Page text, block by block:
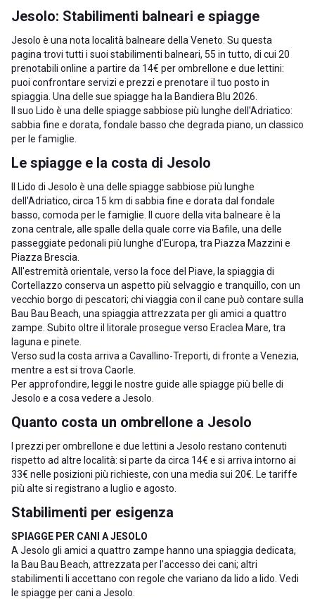
Jesolo: Stabilimenti balneari e spiagge
Jesolo è una nota località balneare della Veneto . Su questa
pagina trovi tutti i suoi stabilimenti balneari, 55 in tutto, di cui 20
prenotabili online a partire da 14€ per ombrellone e due lettini:
puoi confrontare servizi e prezzi e prenotare il tuo posto in
spiaggia. Una delle sue spiagge ha la Bandiera Blu 2026.
Il suo Lido è una delle spiagge sabbiose più lunghe dell'Adriatico:
sabbia fine e dorata, fondale basso che degrada piano, un classico
per le famiglie.
Le spiagge e la costa di Jesolo
Il Lido di Jesolo è una delle spiagge sabbiose più lunghe
dell'Adriatico, circa 15 km di sabbia fine e dorata dal fondale
basso, comoda per le famiglie. Il cuore della vita balneare è la
zona centrale, alle spalle della quale corre via Bafile, una delle
passeggiate pedonali più lunghe d'Europa, tra Piazza Mazzini e
Piazza Brescia.
All'estremità orientale, verso la foce del Piave, la spiaggia di
Cortellazzo conserva un aspetto più selvaggio e tranquillo, con un
vecchio borgo di pescatori; chi viaggia con il cane può contare sulla
Bau Bau Beach, una spiaggia attrezzata per gli amici a quattro
zampe. Subito oltre il litorale prosegue verso Eraclea Mare, tra
laguna e pinete.
Verso sud la costa arriva a Cavallino-Treporti, di fronte a Venezia,
mentre a est si trova Caorle
Per approfondire, leggi le nostre guide alle spiagge più belle di
Jesolo e a cosa vedere a Jesolo
Quanto costa un ombrellone a Jesolo
I prezzi per ombrellone e due lettini a Jesolo restano contenuti
rispetto ad altre località: si parte da circa 14€ e si arriva intorno ai
33€ nelle posizioni più richieste, con una media sui 20€. Le tariffe
più alte si registrano a luglio e agosto.
Stabilimenti per esigenza
SPIAGGE PER CANI A JESOLO
A Jesolo gli amici a quattro zampe hanno una spiaggia dedicata,
la Bau Bau Beach, attrezzata per l'accesso dei cani; altri
stabilimenti li accettano con regole che variano da lido a lido. Vedi
le spiagge per cani a Jesolo